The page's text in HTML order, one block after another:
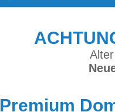
Premium